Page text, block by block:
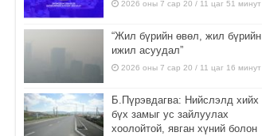
2026 оны 7 сар 20 / 11 цаг 51 минут
“Жил бүрийн өвөл, жил бүрийн
ижил асуудал”
2026 оны 7 сар 20 / 11 цаг 16 минут
Б.Пүрэвдагва: Нийслэлд хийх
бүх замыг ус зайлуулах
хоолойтой, явган хүний болон